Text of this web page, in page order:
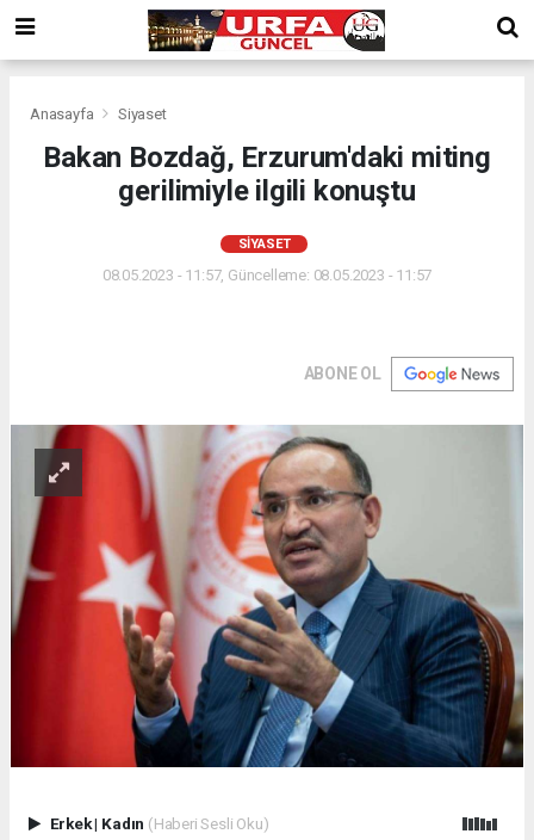
Anasayfa Siyaset
Bakan Bozdağ, Erzurum'daki miting
gerilimiyle ilgili konuştu
SIYASET
08.05.2023 - 11:57, Güncelleme: 08.05.2023 - 11:57
ABONE OL
Erkek| Kadın (Haberi Sesli Oku)